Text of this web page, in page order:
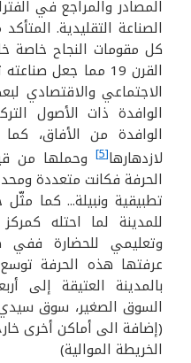
المصادر والمراجع في
الصناعة التقليدية.
القرن 19 مما جعل
الاجتماعي والاقتصادي
الوافدة ذات الأصول
الوافدة من الأفاق،
لازدهارها[5]
وحملها من
الحرفة فكانت متعددة
تطبيقية ونبيلة... كما مثّل
للمدينة لما احتله
وتعليمي للحضارة ففي
عرفتها هذه الحرفة
بالمدينة العتيقة إلى
السوق الصغير، سوق
(إضافة الى أماكن أخرى
الخريطة الموالية)